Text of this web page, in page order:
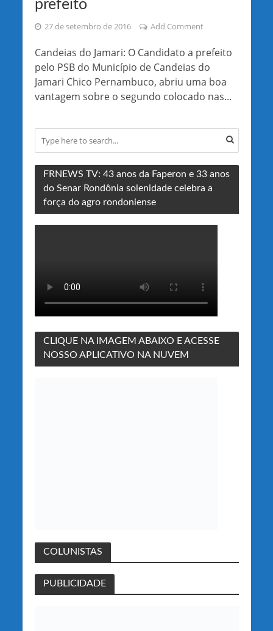
prefeito
27 de setembro de 2016 Add Comment
Candeias do Jamari: O Candidato a prefeito
pelo PSB do Município de Candeias do
Jamari Chico Pernambuco, abriu uma boa
vantagem sobre o segundo colocado nas...
FRNEWS TV: 43 anos da Faperon e 33 anos
do Senar Rondônia solenidade celebra a
força do agro rondoniense
CLIQUE NA IMAGEM ABAIXO E ACESSE
NOSSO APLICATIVO NA NUVEM
COLUNISTAS
PUBLICIDADE